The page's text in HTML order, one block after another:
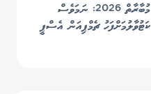
މުބާރާތް 2026: ނަމަވެސް
ކަޓުވާލުމަށްފަހު ޗެމްޕިއަން އެސްޕީ